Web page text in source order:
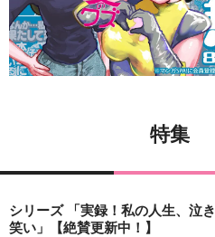
特集
シリーズ 「実録！私の人生、泣き
笑い」【絶賛更新中！】